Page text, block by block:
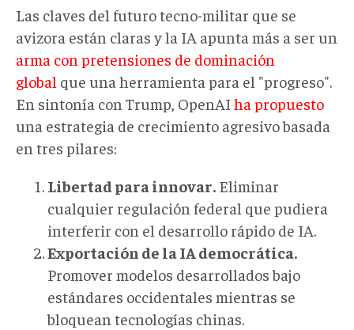
Las claves del futuro tecno-militar que se
avizora están claras y la IA apunta más a ser un
arma con pretensiones de dominación
global que una herramienta para el "progreso".
En sintonía con Trump, OpenAI ha propuesto
una estrategia de crecimiento agresivo basada
en tres pilares:
Libertad para innovar. Eliminar
cualquier regulación federal que pudiera
interferir con el desarrollo rápido de IA.
Exportación de la IA democrática.
Promover modelos desarrollados bajo
estándares occidentales mientras se
bloquean tecnologías chinas.